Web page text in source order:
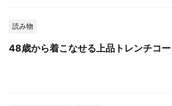
読み物
48歳から着こなせる上品トレンチコー